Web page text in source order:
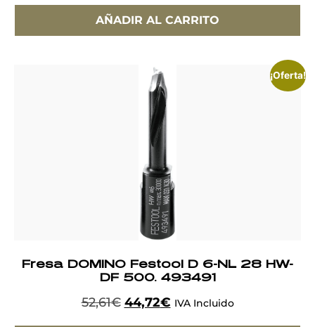
AÑADIR AL CARRITO
¡Oferta!
Fresa DOMINO Festool D 6-NL 28 HW-
DF 500. 493491
52,61€ 44,72€ IVA Incluido